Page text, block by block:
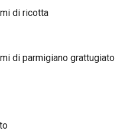
di ricotta
di parmigiano grattugiato